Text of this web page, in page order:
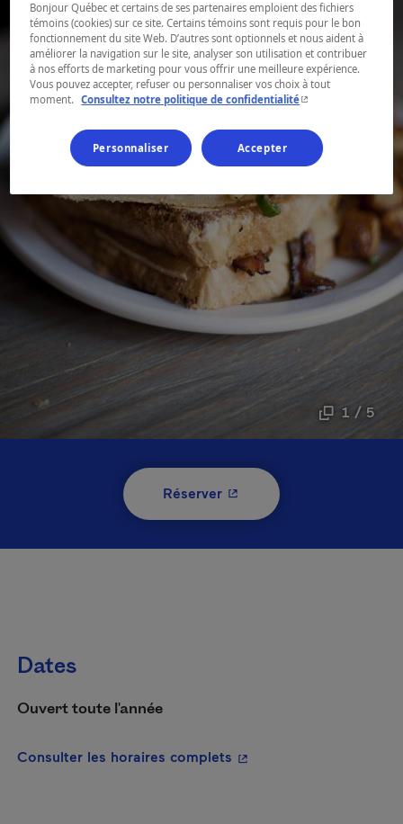
1 / 5
Réserver- Cet hyperlien s'ouvrira
Dates
Ouvert toute l'année
Consulter les horaires complets - Cet hyperlien
Bonjour Québec et certains de ses partenaires emploient des fichiers
témoins (cookies) sur ce site. Certains témoins sont requis pour le bon
fonctionnement du site Web. D’autres sont optionnels et nous aident à
améliorer la navigation sur le site, analyser son utilisation et contribuer
à nos efforts de marketing pour vous offrir une meilleure expérience.
Vous pouvez accepter, refuser ou personnaliser vos choix à tout
moment. Consultez notre politique de confidentialité- Cet hyperlien
Personnaliser Accepter